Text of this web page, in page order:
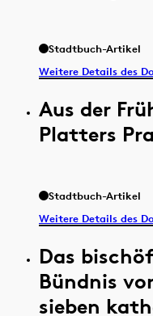
Stadtbuch-Artikel
Weitere Details des
Aus der
Platters
Stadtbuch-Artikel
Weitere Details des
Das
Bündnis
sieben